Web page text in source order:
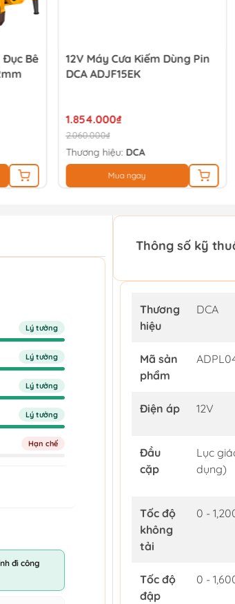
Bê
12V Máy Cưa Kiếm Dùng Pin
DCA ADJF15EK
1.854.000₫
2.060.000₫
Thương hiệu: DCA
Mua ngay
Lý tưởng
Lý tưởng
Lý tưởng
Lý tưởng
Hạn chế
đi công
Thông số kỹ
Thương
hiệu
DCA
Mã sản
phẩm
Điện áp 12V
Đầu
cặp
Lục
dụng)
Tốc độ
không
tải
0 -
Tốc độ
đập
0 -